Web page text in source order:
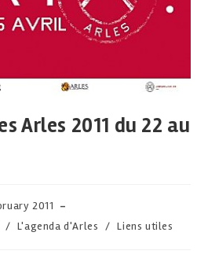
Arles 2011 du 22 au
2011
/ L'agenda d'Arles / Liens utiles